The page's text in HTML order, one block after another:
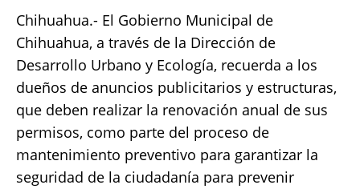
e
b
o
o
k
te
r
l s
A
p
p
y
Li
n
k
re
Chihuahua.- El Gobierno Municipal de
Chihuahua, a través de la Dirección de
Desarrollo Urbano y Ecología, recuerda a los
dueños de anuncios publicitarios y estructuras,
que deben realizar la renovación anual de sus
permisos, como parte del proceso de
mantenimiento preventivo para garantizar la
seguridad de la ciudadanía para prevenir